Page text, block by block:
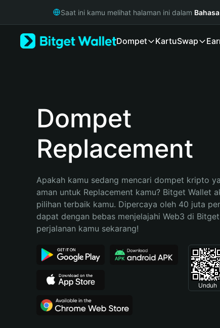
Русский
Português (Portugal)
Bahasa Indonesia
Português (Brasil)
Español (Argentina)
Saat ini kamu melihat halaman ini dalam
Dompet KartuSwap
Dompet
Replacement
Apakah kamu sedang mencari dompet kripto
aman untuk Replacement kamu? Bitget Wallet
pilihan terbaik kamu. Dipercaya oleh 40 juta
dapat dengan bebas menjelajahi Web3 di
perjalanan kamu sekarang!
Unduh